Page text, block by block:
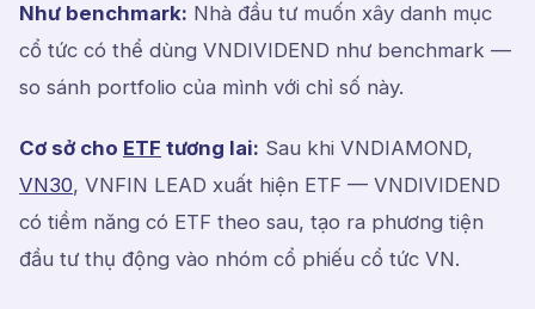
Như benchmark: Nhà đầu tư muốn xây danh mục
cổ tức có thể dùng VNDIVIDEND như benchmark —
so sánh portfolio của mình với chỉ số này.
Cơ sở cho ETF tương lai: Sau khi VNDIAMOND,
VN30, VNFIN LEAD xuất hiện ETF — VNDIVIDEND
có tiềm năng có ETF theo sau, tạo ra phương tiện
đầu tư thụ động vào nhóm cổ phiếu cổ tức VN.